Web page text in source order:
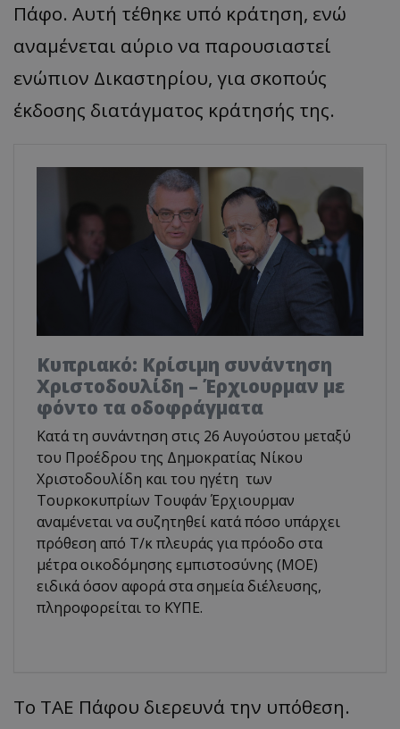
Πάφο. Αυτή τέθηκε υπό κράτηση, ενώ
αναμένεται αύριο να παρουσιαστεί
ενώπιον Δικαστηρίου, για σκοπούς
έκδοσης διατάγματος κράτησής της.
Κυπριακό: Κρίσιμη συνάντηση
Χριστοδουλίδη – Έρχιουρμαν με
φόντο τα οδοφράγματα
Κατά τη συνάντηση στις 26 Αυγούστου μεταξύ
του Προέδρου της Δημοκρατίας Νίκου
Χριστοδουλίδη και του ηγέτη των
Τουρκοκυπρίων Τουφάν Έρχιουρμαν
αναμένεται να συζητηθεί κατά πόσο υπάρχει
πρόθεση από Τ/κ πλευράς για πρόοδο στα
μέτρα οικοδόμησης εμπιστοσύνης (ΜΟΕ)
ειδικά όσον αφορά στα σημεία διέλευσης,
πληροφορείται το ΚΥΠΕ.
Το ΤΑΕ Πάφου διερευνά την υπόθεση.